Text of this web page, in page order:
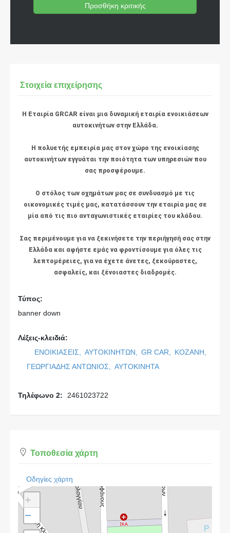
Προσθήκη κριτικής
Στοιχεία επιχείρησης
Η Εταιρία GRCAR είναι μια δυναμική εταιρία ενοικιάσεων
αυτοκινήτων στην Ελλάδα.
Η πολυετής εμπειρία μας στον χώρο της ενοικίασης
αυτοκινήτων εγγυάται την ποιότητα των υπηρεσιών που
σας προσφέρουμε.
Ο στόλος των οχημάτων μας σε συνδυασμό με τις
οικονομικές τιμές μας, κατατάσσουν την εταιρία μας σε
μία από τις πιο ανταγωνιστικές εταιρίες του κλάδου.
Σας περιμένουμε για να ξεκινήσετε την περιήγησή σας στην
Ελλάδα και αφήστε εμάς να φροντίσουμε για όλες τις
λεπτομέρειες, για να έχετε άνετες, ξεκούραστες,
ασφαλείς, και ξένοιαστες διαδρομές.
Τύπος:
banner down
Λέξεις-κλειδιά:
ΕΝΟΙΚΙΑΣΕΙΣ, ΑΥΤΟΚΙΝΗΤΩΝ, GR CAR, ΚΟΖΑΝΗ,
ΓΕΩΡΓΙΑΔΗΣ ΑΝΤΩΝΙΟΣ, ΑΥΤΟΚΙΝΗΤΑ
Τηλέφωνο 2: 2461023722
Τοποθεσία χάρτη
Οδηγίες χάρτη
+
−